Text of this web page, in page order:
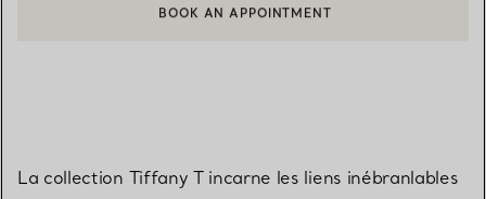
CONTACTER UN CONSEILLER CLIENT OU PRENDRE RENDEZ-
BOOK AN APPOINTMENT
La collection Tiffany T incarne les liens inébranlables